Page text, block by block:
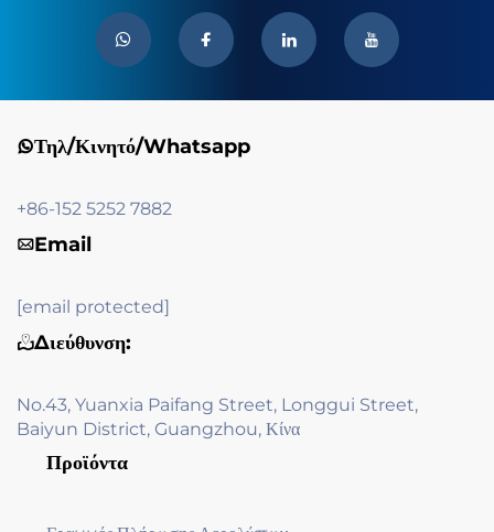
Τηλ/Κινητό/Whatsapp
+86-152 5252 7882
Email
[email protected]
Διεύθυνση:
No.43, Yuanxia Paifang Street, Longgui Street,
Baiyun District, Guangzhou, Κίνα
Προϊόντα